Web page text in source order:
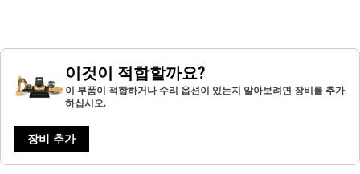
이것이 적합할까요?
이 부품이 적합하거나 수리 옵션이 있는지 알아보려면 장비를 추가
하십시오.
장비 추가